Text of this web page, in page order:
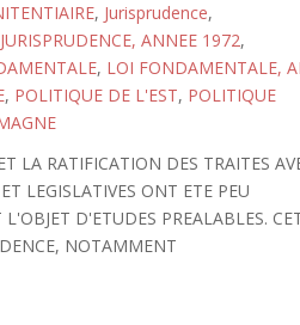
, Jurisprudence,
JURISPRUDENCE, ANNEE 1972,
, LOI FONDAMENTALE,
, POLITIQUE DE L'EST, POLITIQUE
LA RATIFICATION DES TRAITES
LEGISLATIVES ONT ETE PEU
D'ETUDES PREALABLES.
NOTAMMENT